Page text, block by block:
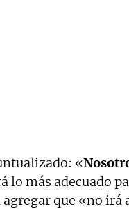
«
lo más adecuado
que «no irá